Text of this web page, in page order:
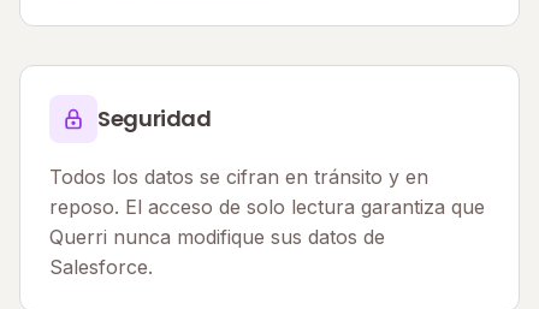
Seguridad
Todos los datos se cifran en tránsito y en
reposo. El acceso de solo lectura garantiza que
Querri nunca modifique sus datos de
Salesforce.